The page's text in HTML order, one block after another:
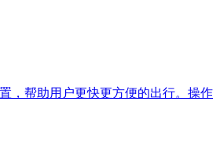
，帮助用户更快更方便的出行。操作